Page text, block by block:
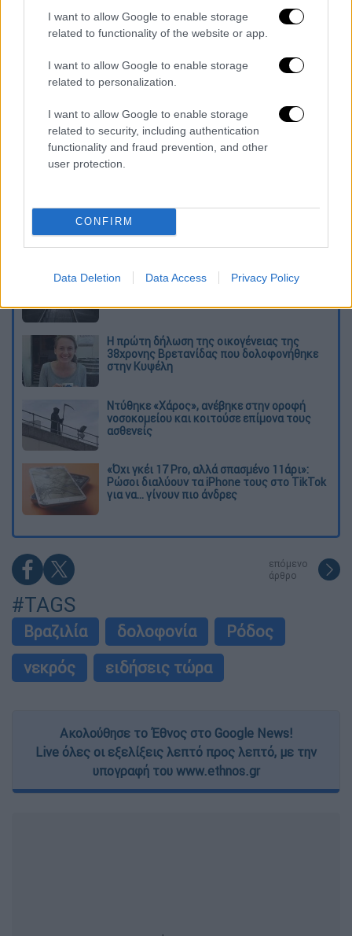
I want to allow Google to enable storage
related to functionality of the website or app.
I want to allow Google to enable storage
related to personalization.
I want to allow Google to enable storage
related to security, including authentication
functionality and fraud prevention, and other
user protection.
CONFIRM
Data Deletion Data Access Privacy Policy
Τα σχολιά σας δημοσιεύονται άμεσα με δική σας ευθύνη. Το
ΕΘΝΟΣ θα παρεμβαίνει και τα προσβλητικά σχόλια θα
διαγράφονται
Διαβάστε ακόμη
Εκτελέσεις, συλλήψεις και νέοι
Η πρώτη δήλωση της οικογένειας της
38χρονης Βρετανίδας που δολοφονήθηκε
στην Κυψέλη
Ντύθηκε «Χάρος», ανέβηκε στην οροφή
νοσοκομείου και κοιτούσε επίμονα τους
ασθενείς
«Όχι γκέι 17 Pro, αλλά σπασμένο 11άρι»:
Ρώσοι διαλύουν τα iPhone τους στο TikTok
για να... γίνουν πιο άνδρες
επόμενο
άρθρο
#TAGS
Βραζιλία δολοφονία
Ρόδος
νεκρός
ειδήσεις τώρα
Ακολούθησε το Έθνος στο Google News!
Live όλες οι εξελίξεις λεπτό προς λεπτό, με την
υπογραφή του www.ethnos.gr